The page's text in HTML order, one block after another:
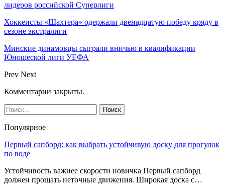
лидеров российской Суперлиги
Хоккеисты «Шахтера» одержали двенадцатую победу кряду в
сезоне экстралиги
Минские динамовцы сыграли вничью в квалификации
Юношеской лиги УЕФА
Prev Next
Комментарии закрыты.
Популярное
Первый сапборд: как выбрать устойчивую доску для прогулок
по воде
Устойчивость важнее скорости новичка Первый сапборд
должен прощать неточные движения. Широкая доска с…